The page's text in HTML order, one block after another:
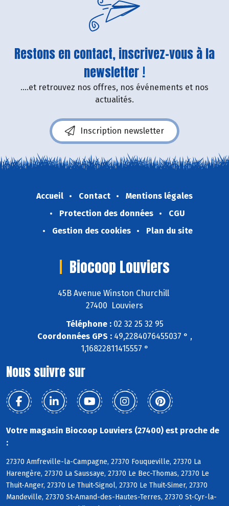
Restons en contact, inscrivez-vous à la
newsletter !
....et retrouvez nos offres, nos événements et nos
actualités.
Inscription newsletter
Accueil Contact
Mentions légales
Protection des données
CGU
Gestion des cookies
Plan du site
Biocoop Louviers
45B Avenue Winston Churchill
27400 Louviers
Téléphone :02 32 25 32 95
Coordonnées GPS :49,2284076455037 ° ,
1,16822811415557 °
Nous suivre sur
Votre magasin Biocoop Louviers (27400) est proche de
:
27370 Amfreville-la-Campagne, 27370 Fouqueville, 27370 La
Harengère, 27370 La Saussaye, 27370 Le Bec-Thomas, 27370 Le
Thuit-Anger, 27370 Le Thuit-Signol, 27370 Le Thuit-Simer, 27370
Mandeville, 27370 St-Amand-des-Hautes-Terres, 27370 St-Cyr-la-